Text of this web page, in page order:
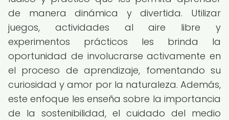
de manera dinámica y divertida. Utilizar
juegos, actividades al aire libre y
experimentos prácticos les brinda la
oportunidad de involucrarse activamente en
el proceso de aprendizaje, fomentando su
curiosidad y amor por la naturaleza. Además,
este enfoque les enseña sobre la importancia
de la sostenibilidad, el cuidado del medio